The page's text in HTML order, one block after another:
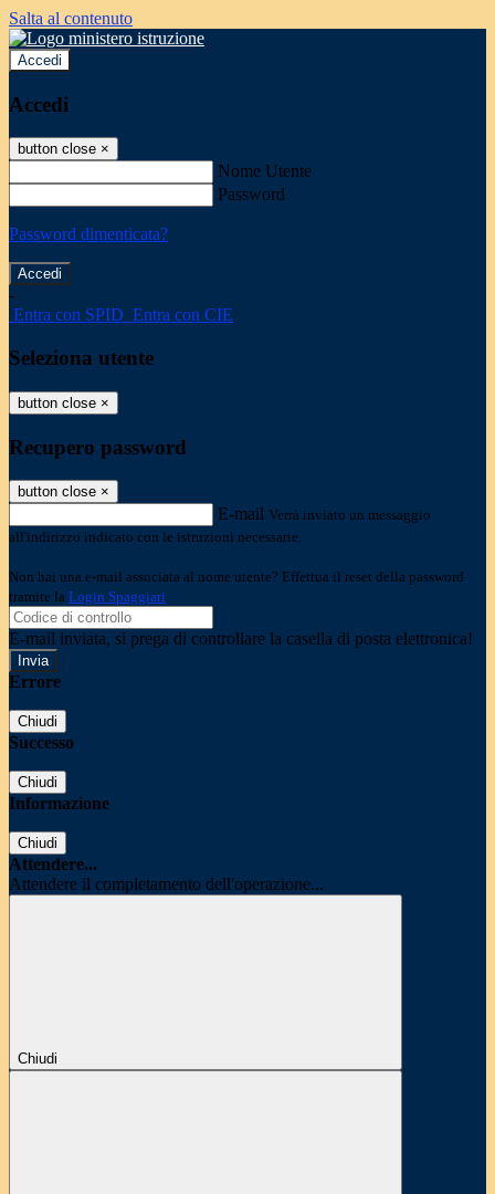
Salta al contenuto
Accedi
Accedi
button close ×
Nome Utente
Password
Password dimenticata?
-
Entra con SPID Entra con CIE
Seleziona utente
button close ×
Recupero password
button close ×
E-mail Verrà inviato un messaggio
all'indirizzo indicato con le istruzioni necessarie.
Non hai una e-mail associata al nome utente? Effettua il reset della password
tramite la Login Spaggiari
E-mail inviata, si prega di controllare la casella di posta elettronica!
Errore
Chiudi
Successo
Chiudi
Informazione
Chiudi
Attendere...
Attendere il completamento dell'operazione...
Chiudi